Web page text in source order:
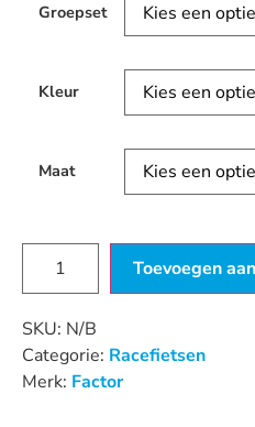
Groepset
Kleur
Maat
Toevoegen
SKU: N/B
Categorie: Racefietsen
Merk: Factor